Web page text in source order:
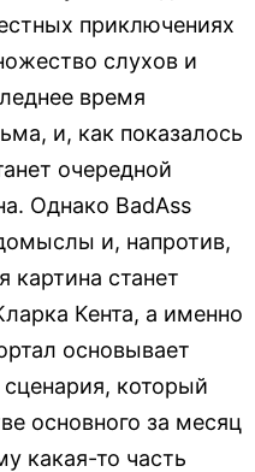
приключениях
слухов и
время
и, как показалось
очередной
Однако BadAss
и, напротив,
картина станет
Кента, а именно
основывает
который
основного за месяц
какая-то часть